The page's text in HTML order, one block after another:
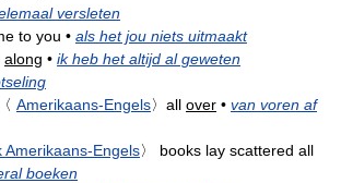
versleten
to you • als het jou niets uitmaakt
along • ik heb het altijd al geweten
〈 Amerikaans-Engels〉 all over • van voren af
Amerikaans-Engels〉 books lay scattered all
boeken